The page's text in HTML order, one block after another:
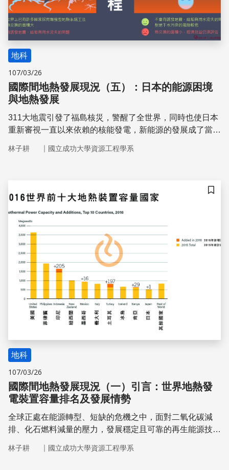
地科
107/03/26
國際間地熱發展現況（五）：日本的能源困境
與地熱發展
311大地震引發了福島核災，警醒了全世界，同時也使日本
重新審視一直以來依賴的核能發電，新能源的發展成了當務
第三，極具地熱發電發展潛力。為發展地熱發電，日本政府
術，並訂定地熱發電發展目標。
林子耕 ｜ 國立成功大學資源工程學系
儲存
地科
107/03/26
國際間地熱發展現況（一）引言：世界地熱發
電裝置容量排名及發展情勢
全球正處在能源轉型、短缺的危機之中，面對二氧化碳減
排、化石燃料減量的壓力，發展穩定且可靠的再生能源技術
色，是各國的發展再生能源的首選之一。根據再生能源政策
林子耕 ｜ 國立成功大學資源工程學系